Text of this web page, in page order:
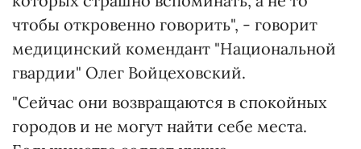
чтобы откровенно говорить", - говорит
медицинский комендант "Национальной
гвардии" Олег Войцеховский.
"Сейчас они возвращаются в спокойных
городов и не могут найти себе места.